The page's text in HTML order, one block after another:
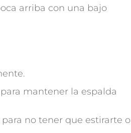
arriba con una bajo
mantener la espalda
no tener que estirarte o